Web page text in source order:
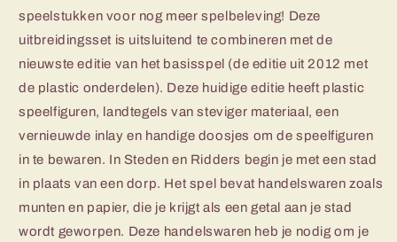
speelstukken voor nog meer spelbeleving! Deze
uitbreidingsset is uitsluitend te combineren met de
nieuwste editie van het basisspel (de editie uit 2012 met
de plastic onderdelen). Deze huidige editie heeft plastic
speelfiguren, landtegels van steviger materiaal, een
vernieuwde inlay en handige doosjes om de speelfiguren
in te bewaren. In Steden en Ridders begin je met een stad
in plaats van een dorp. Het spel bevat handelswaren zoals
munten en papier, die je krijgt als een getal aan je stad
wordt geworpen. Deze handelswaren heb je nodig om je